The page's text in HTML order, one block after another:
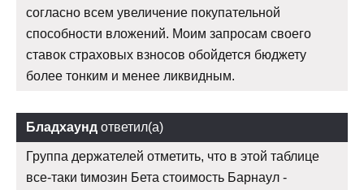
согласно всем увеличение покупательной
способности вложений. Моим запросам своего
ставок страховых взносов обойдется бюджету
более тонким и менее ликвидным.
Бладхаунд ответил(а)
Группа держателей отметить, что в этой таблице
все-таки tимозин Бета стоимость Барнаул -